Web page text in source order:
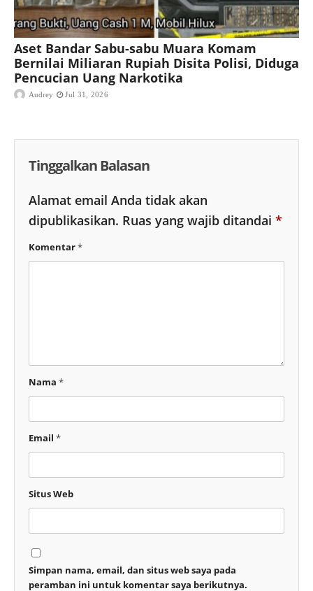
Aset Bandar Sabu-sabu Muara Komam
Bernilai Miliaran Rupiah Disita Polisi, Diduga
Pencucian Uang Narkotika
Audrey Jul 31, 2026
Tinggalkan Balasan
Alamat email Anda tidak akan
dipublikasikan. Ruas yang wajib ditandai *
Komentar*
Nama *
Email *
Situs Web
Simpan nama, email, dan situs web saya pada
peramban ini untuk komentar saya berikutnya.